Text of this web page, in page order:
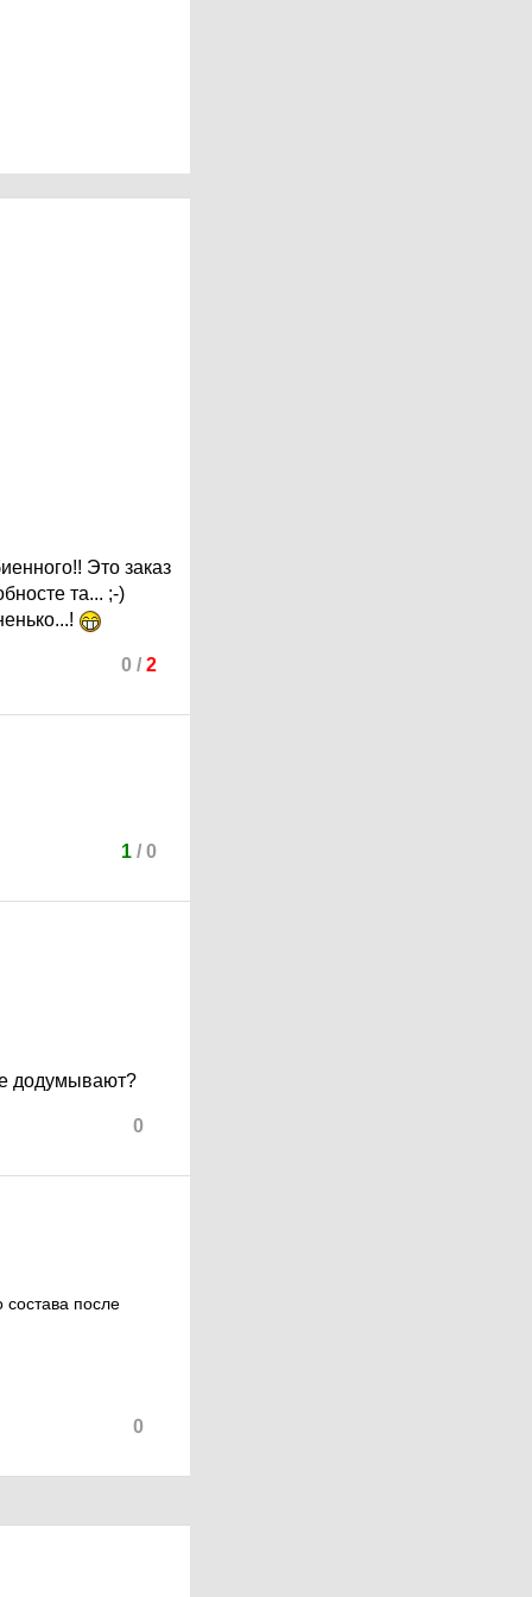
Это заказ
та... ;-)
0 / 2
1/ 0
додумывают?
0
состава после
0